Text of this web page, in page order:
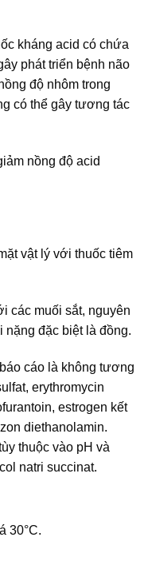
kháng acid có chứa
phát triển bệnh não
độ nhôm trong
có thể gây tương tác
nồng độ acid
vật lý với thuốc tiêm
các muối sắt, nguyên
nặng đặc biệt là đồng.
cáo là không tương
erythromycin
estrogen kết
diethanolamin.
thuộc vào pH và
natri succinat.
30°C.